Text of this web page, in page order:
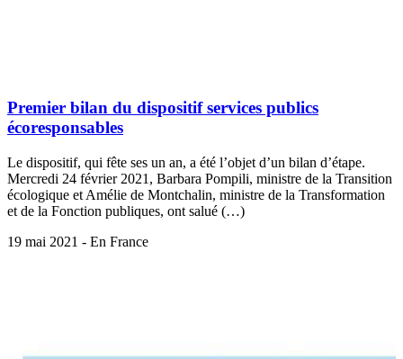
Premier bilan du dispositif services publics
écoresponsables
Le dispositif, qui fête ses un an, a été l’objet d’un bilan d’étape.
Mercredi 24 février 2021, Barbara Pompili, ministre de la Transition
écologique et Amélie de Montchalin, ministre de la Transformation
et de la Fonction publiques, ont salué (…)
19 mai 2021 - En France